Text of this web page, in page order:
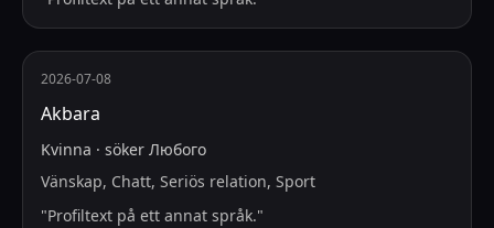
2026-07-08
Akbara
Kvinna · söker Любого
Vänskap, Chatt, Seriös relation, Sport
"Profiltext på ett annat språk."